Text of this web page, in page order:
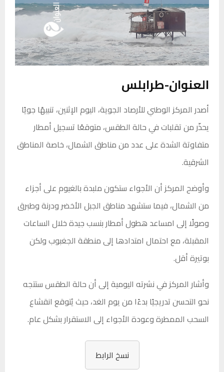
العنوان-طرابلس
أصدر المركز الوطني للأرصاد الجوية، اليوم الإثنين، تنبيهًا جويًا
يحذّر من تقلبات في حالة الطقس، متوقعًا تسجيل أمطار
متفاوتة الشدة على عدد من مناطق الشمال، خاصة المناطق
الشرقية.
وأوضح المركز أن الأجواء ستكون ملبدة بالغيوم على أجزاء
من الشمال، فيما ستشهد مناطق الجبل الأخضر ودرنة وطبرق
وصولًا إلى امساعد هطول أمطار بنسب جيدة خلال الساعات
المقبلة، مع احتمال امتدادها إلى منطقة الجغبوب ولكن
بوتيرة أقل.
وأشار المركز في نشرته اليومية إلى أن حالة الطقس ستتجه
نحو التحسن تدريجيًا بدءًا من يوم الغد، حيث يُتوقع انقشاع
السحب الممطرة وعودة الأجواء إلى الاستقرار بشكل عام.
نسخ الرابط